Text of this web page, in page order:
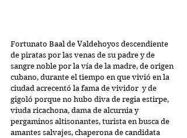
Fortunato Baal de Valdehoyos descendiente
de piratas por las venas de su padre y de
sangre noble por la vía de la madre, de origen
cubano, durante el tiempo en que vivió en la
ciudad acrecentó la fama de vividor  y de
gigoló porque no hubo diva de regia estirpe,
viuda ricachona, dama de alcurnia y
pergaminos altisonantes, turista en busca de
amantes salvajes, chaperona de candidata